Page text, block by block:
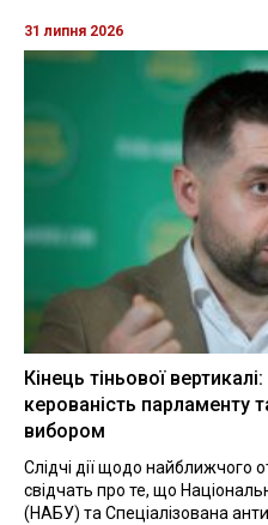
31 липня 2026
Кінець тіньової
керованість парламенту
вибором
Слідчі дії щодо найближчого
свідчать про те, що
(НАБУ) та Спеціалізована